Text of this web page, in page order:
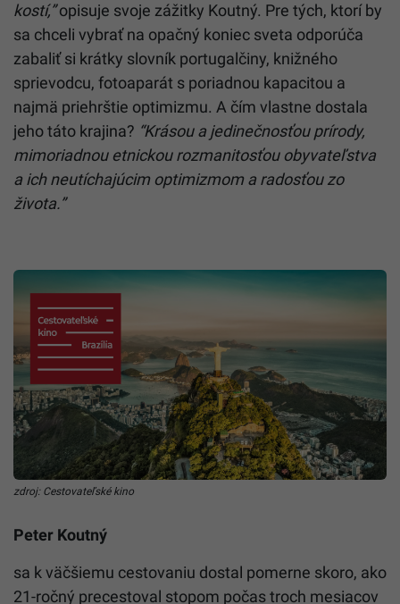
kostí,”opisuje svoje zážitky Koutný. Pre tých, ktorí by
sa chceli vybrať na opačný koniec sveta odporúča
zabaliť si krátky slovník portugalčiny, knižného
sprievodcu, fotoaparát s poriadnou kapacitou a
najmä priehrštie optimizmu. A čím vlastne dostala
jeho táto krajina? “Krásou a jedinečnosťou prírody,
mimoriadnou etnickou rozmanitosťou obyvateľstva
a ich neutíchajúcim optimizmom a radosťou zo
života.”
zdroj: Cestovateľské kino
Peter Koutný
sa k väčšiemu cestovaniu dostal pomerne skoro, ako
21-ročný precestoval stopom počas troch mesiacov